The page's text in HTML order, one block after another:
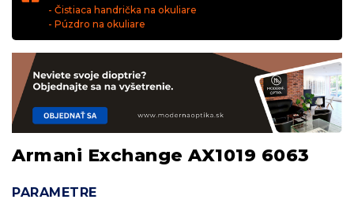
- Čistiaca handrička na okuliare
- Púzdro na okuliare
Armani Exchange AX1019 6063
PARAMETRE